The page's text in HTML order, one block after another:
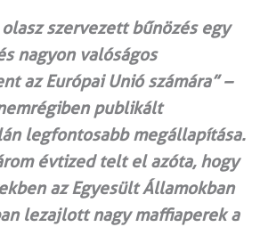
szervezett bűnözés egy
nagyon valóságos
az Európai Unió számára” –
publikált
legfontosabb megállapítása.
évtized telt el azóta, hogy
az Egyesült Államokban
lezajlott nagy maffiaperek a